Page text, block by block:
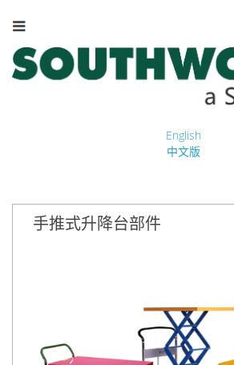
English
中文版
手推式升降台部件